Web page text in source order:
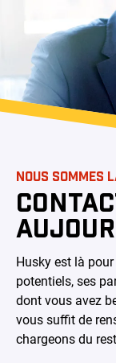
NOUS SOMMES
Husky est là
potentiels, ses
dont vous avez
vous suffit de
chargeons du